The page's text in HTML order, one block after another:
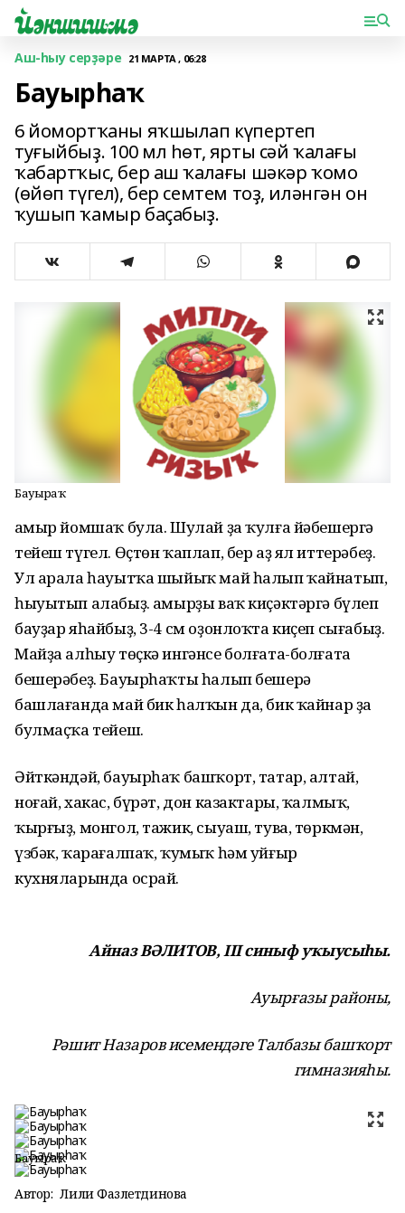
Аш-һыу серҙәре 21 МАРТА , 06:28
Бауырһаҡ
6 йомортҡаны яҡшылап күпертеп
туғыйбыҙ. 100 мл һөт, ярты сәй ҡалағы
ҡабартҡыс, бер аш ҡалағы шәкәр ҡомо
(өйөп түгел), бер семтем тоҙ, иләнгән он
ҡушып ҡамыр баҫабыҙ.
Бауырһаҡ
Ҡамыр йомшаҡ була. Шулай ҙа ҡулға йәбешергә
тейеш түгел. Өҫтөн ҡаплап, бер аҙ ял иттерәбеҙ.
Ул арала һауытҡа шыйыҡ май һалып ҡайнатып,
һыуытып алабыҙ. Ҡамырҙы ваҡ киҫәктәргә бүлеп
бауҙар яһайбыҙ, 3-4 см оҙонлоҡта киҫеп сығабыҙ.
Майҙа алһыу төҫкә ингәнсе болғата-болғата
бешерәбеҙ. Бауырһаҡты һалып бешерә
башлағанда май бик һалҡын да, бик ҡайнар ҙа
булмаҫҡа тейеш.
Әйткәндәй, бауырһаҡ башҡорт, татар, алтай,
ноғай, хакас, бүрәт, дон казактары, ҡалмыҡ,
ҡырғыҙ, монгол, тажик, сыуаш, тува, төркмән,
үзбәк, ҡарағалпаҡ, ҡумыҡ һәм уйғыр
кухняларында осрай.
Айназ ВӘЛИТОВ, III синыф уҡыусыһы.
Ауырғазы районы,
Рәшит Назаров исемендәге Талбазы башҡорт
гимназияһы.
Бауырһаҡ
Автор: Лилиә Фазлетдинова